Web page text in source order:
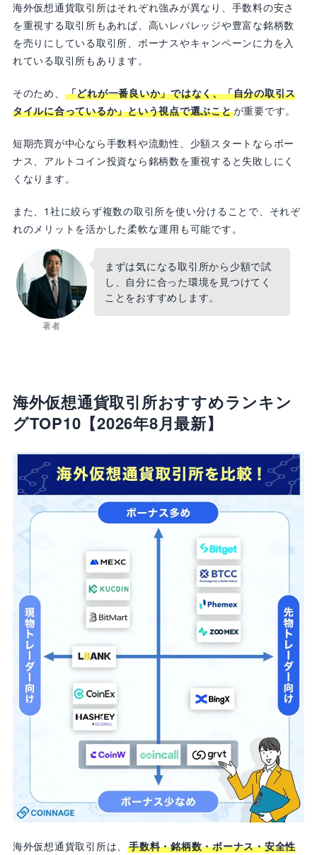
海外仮想通貨取引所はそれぞれ強みが異なり、手数料の安さ
を重視する取引所もあれば、高いレバレッジや豊富な銘柄数
を売りにしている取引所、ボーナスやキャンペーンに力を入
れている取引所もあります。
そのため、 「どれが一番良いか」ではなく、「自分の取引ス
タイルに合っているか」という視点で選ぶことが重要です。
短期売買が中心なら手数料や流動性、少額スタートならボー
ナス、アルトコイン投資なら銘柄数を重視すると失敗しにく
くなります。
また、1社に絞らず複数の取引所を使い分けることで、それぞ
れのメリットを活かした柔軟な運用も可能です。
著者
まずは気になる取引所から少額で試
し、自分に合った環境を見つけてく
ことをおすすめします。
海外仮想通貨取引所おすすめランキン
グTOP10【2026年8月最新】
海外仮想通貨取引所は、手数料・銘柄数・ボーナス・安全性